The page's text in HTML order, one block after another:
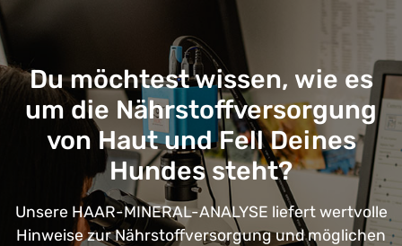
Du möchtest wissen, wie es
um die Nährstoffversorgung
von Haut und Fell Deines
Hundes steht?
Unsere HAAR-MINERAL-ANALYSE liefert wertvolle
Hinweise zur Nährstoffversorgung und möglichen